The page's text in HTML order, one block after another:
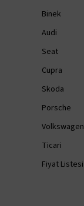
Binek
Audi
Seat
Cupra
Skoda
Porsche
Volkswagen
Ticari
Fiyat Listesi